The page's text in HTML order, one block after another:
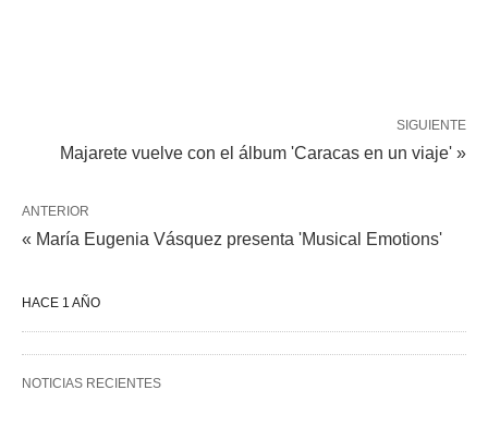
SIGUIENTE
Majarete vuelve con el álbum 'Caracas en un viaje' »
ANTERIOR
« María Eugenia Vásquez presenta 'Musical Emotions'
HACE 1 AÑO
NOTICIAS RECIENTES